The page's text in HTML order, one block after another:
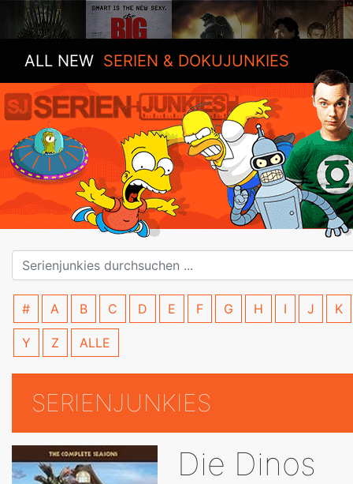
ALL NEW SERIEN & DOKUJUNKIES
# A B C D E F G H I J K
Y Z ALLE
SERIENJUNKIES
Die Dinos